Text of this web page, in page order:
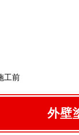
工前
外壁